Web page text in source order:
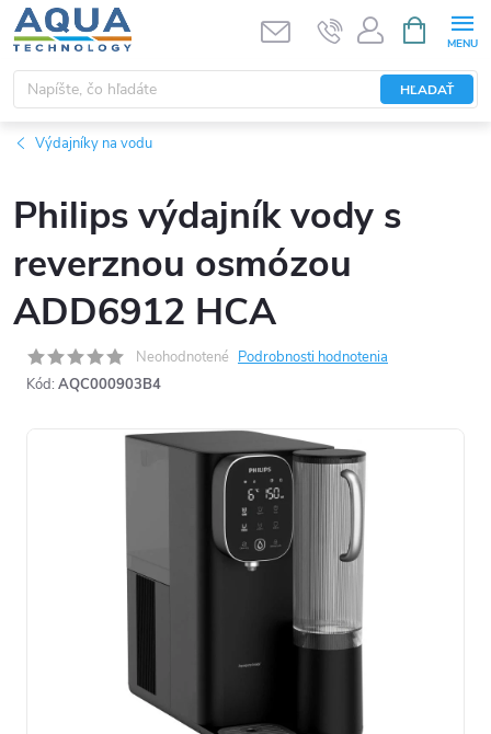
Prejsť
na
obsah
HĽADAŤ
KOŠÍK
Výdajníky na vodu
Philips výdajník vody s
reverznou osmózou
ADD6912 HCA
Neohodnotené Podrobnosti hodnotenia
Kód: AQC000903B4